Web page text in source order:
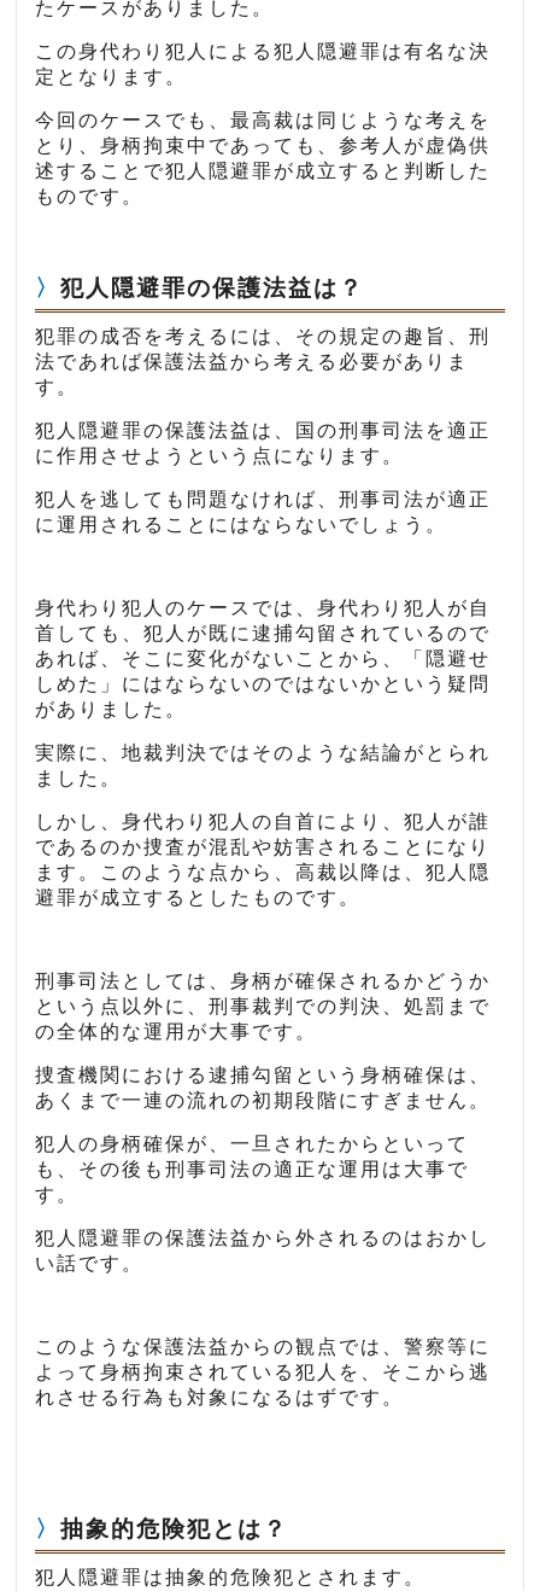
たケースがありました。
この身代わり犯人による犯人隠避罪は有名な決
定となります。
今回のケースでも、最高裁は同じような考えを
とり、身柄拘束中であっても、参考人が虚偽供
述することで犯人隠避罪が成立すると判断した
ものです。
犯人隠避罪の保護法益は？
犯罪の成否を考えるには、その規定の趣旨、刑
法であれば保護法益から考える必要がありま
す。
犯人隠避罪の保護法益は、国の刑事司法を適正
に作用させようという点になります。
犯人を逃しても問題なければ、刑事司法が適正
に運用されることにはならないでしょう。
身代わり犯人のケースでは、身代わり犯人が自
首しても、犯人が既に逮捕勾留されているので
あれば、そこに変化がないことから、「隠避せ
しめた」にはならないのではないかという疑問
がありました。
実際に、地裁判決ではそのような結論がとられ
ました。
しかし、身代わり犯人の自首により、犯人が誰
であるのか捜査が混乱や妨害されることになり
ます。このような点から、高裁以降は、犯人隠
避罪が成立するとしたものです。
刑事司法としては、身柄が確保されるかどうか
という点以外に、刑事裁判での判決、処罰まで
の全体的な運用が大事です。
捜査機関における逮捕勾留という身柄確保は、
あくまで一連の流れの初期段階にすぎません。
犯人の身柄確保が、一旦されたからといって
も、その後も刑事司法の適正な運用は大事で
す。
犯人隠避罪の保護法益から外されるのはおかし
い話です。
このような保護法益からの観点では、警察等に
よって身柄拘束されている犯人を、そこから逃
れさせる行為も対象になるはずです。
抽象的危険犯とは？
犯人隠避罪は抽象的危険犯とされます。